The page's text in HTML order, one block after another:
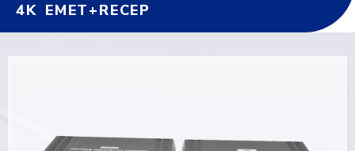
4K EMET+RECEP